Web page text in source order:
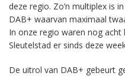
deze regio. Zo’n multiplex is
DAB+ waarvan maximaal
In onze regio waren nog
Sleutelstad er sinds deze
De uitrol van DAB+ gebeurt